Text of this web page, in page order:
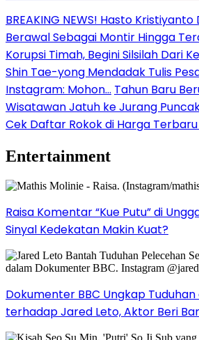
BREAKING NEWS! Hasto Kristiyanto
Berawal Sebagai Montir Hingga
Korupsi Timah, Begini Silsilah Dari
Shin Tae-yong Mendadak Tulis
Instagram: Mohon… Tahun Baru
Wisatawan Jatuh ke Jurang
Cek Daftar Rokok di Harga
Entertainment
Raisa Komentar “Kue Putu” di
Sinyal Kedekatan Makin Kuat?
Dokumenter BBC Ungkap
terhadap Jared Leto, Aktor Beri